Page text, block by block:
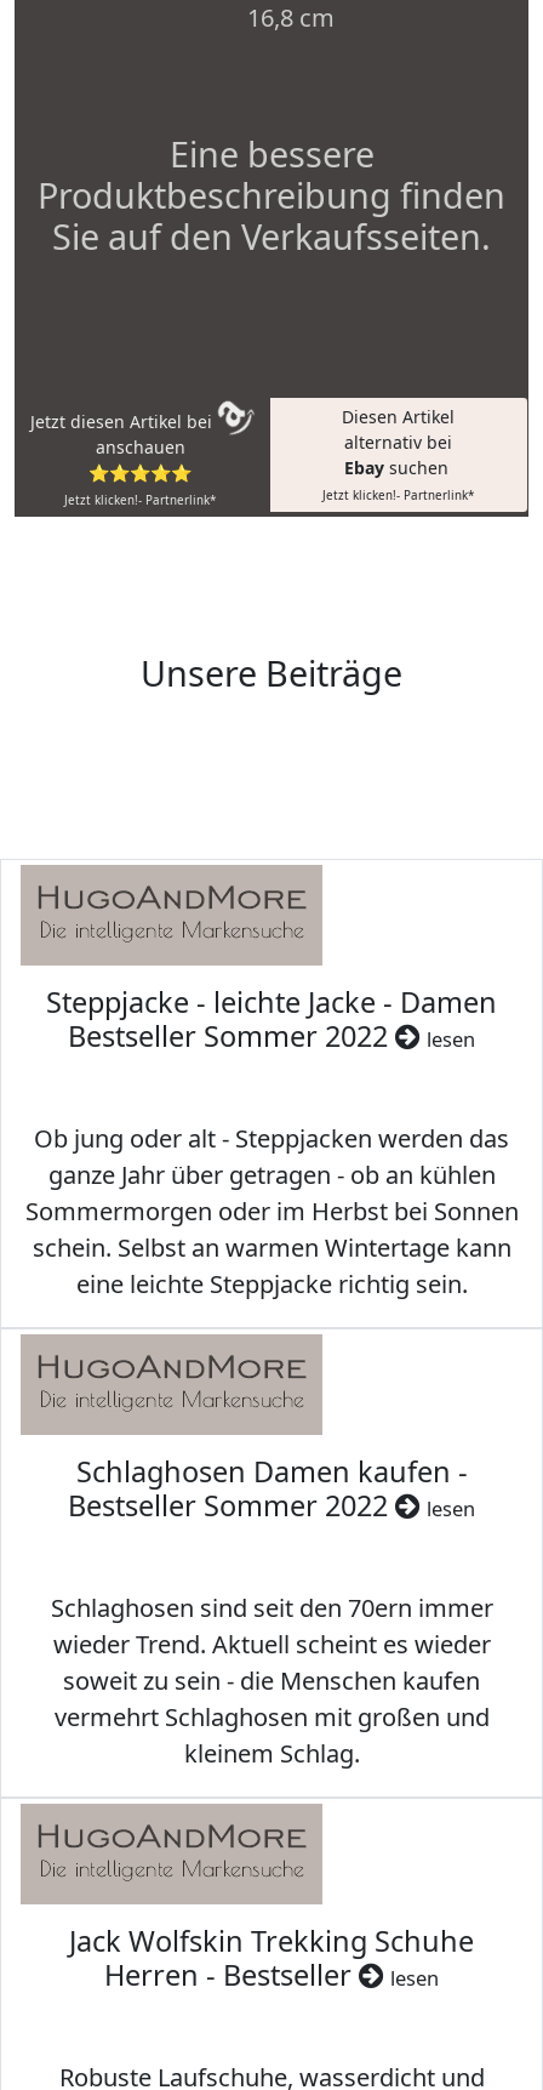
16,8 cm
Eine bessere
Produktbeschreibung finden
Sie auf den Verkaufsseiten.
Jetzt diesen Artikel bei
anschauen
⭐⭐⭐⭐⭐
Jetzt klicken!- Partnerlink*
Diesen Artikel
alternativ bei
Ebay suchen
Jetzt klicken!- Partnerlink*
Unsere Beiträge
Steppjacke - leichte Jacke - Damen
Bestseller Sommer 2022
lesen
Ob jung oder alt - Steppjacken werden das
ganze Jahr über getragen - ob an kühlen
Sommermorgen oder im Herbst bei Sonnen
schein. Selbst an warmen Wintertage kann
eine leichte Steppjacke richtig sein.
Schlaghosen Damen kaufen -
Bestseller Sommer 2022
lesen
Schlaghosen sind seit den 70ern immer
wieder Trend. Aktuell scheint es wieder
soweit zu sein - die Menschen kaufen
vermehrt Schlaghosen mit großen und
kleinem Schlag.
Jack Wolfskin Trekking Schuhe
Herren - Bestseller
lesen
Robuste Laufschuhe, wasserdicht und